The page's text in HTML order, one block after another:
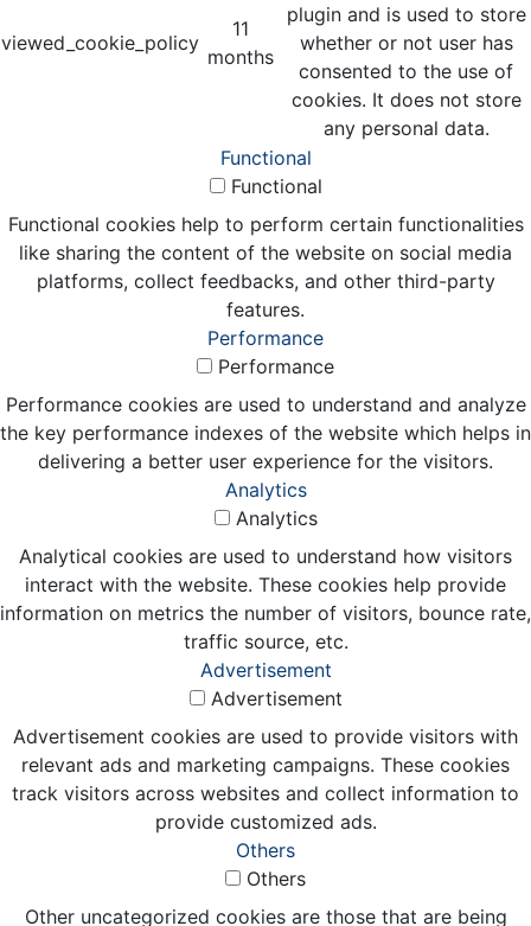
viewed_cookie_policy
11
months
plugin and is used to store
whether or not user has
consented to the use of
cookies. It does not store
any personal data.
Functional
Functional
Functional cookies help to perform certain functionalities
like sharing the content of the website on social media
platforms, collect feedbacks, and other third-party
features.
Performance
Performance
Performance cookies are used to understand and analyze
the key performance indexes of the website which helps in
delivering a better user experience for the visitors.
Analytics
Analytics
Analytical cookies are used to understand how visitors
interact with the website. These cookies help provide
information on metrics the number of visitors, bounce rate,
traffic source, etc.
Advertisement
Advertisement
Advertisement cookies are used to provide visitors with
relevant ads and marketing campaigns. These cookies
track visitors across websites and collect information to
provide customized ads.
Others
Others
Other uncategorized cookies are those that are being